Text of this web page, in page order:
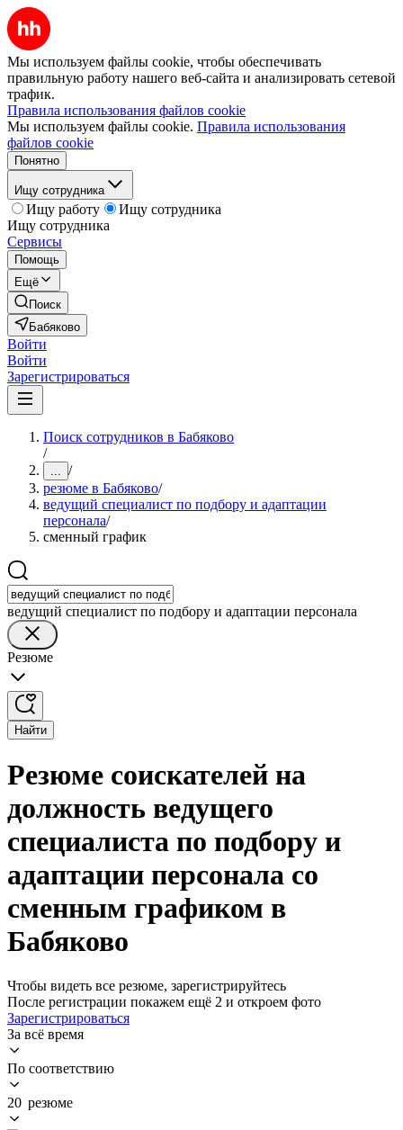
Мы используем файлы cookie, чтобы обеспечивать
правильную работу нашего веб-сайта и анализировать сетевой
трафик.
Правила использования файлов cookie
Мы используем файлы cookie. Правила использования
файлов cookie
Понятно
Ищу сотрудника
Ищу работу
Ищу сотрудника
Ищу сотрудника
Сервисы
Помощь
Ещё
Поиск
Бабяково
Войти
Войти
Зарегистрироваться
Поиск сотрудников в Бабяково
/
... /
резюме в Бабяково/
ведущий специалист по подбору и адаптации
персонала/
сменный график
ведущий специалист по подбору и адаптации персонала
Резюме
Найти
Резюме соискателей на
должность ведущего
специалиста по подбору и
адаптации персонала со
сменным графиком в
Бабяково
Чтобы видеть все резюме, зарегистрируйтесь
После регистрации покажем ещё 2 и откроем фото
Зарегистрироваться
За всё время
По соответствию
20 резюме